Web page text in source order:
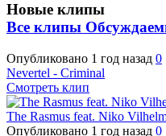
Новые клипы
Все клипы
Опубликовано 1 год назад 0
Nevertel - Criminal
Смотреть клип
The Rasmus feat. Niko
Опубликовано 1 год назад 0